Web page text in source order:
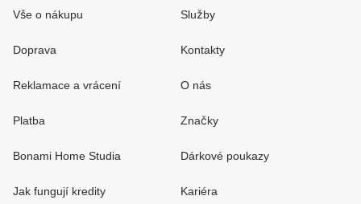
Vše o nákupu
Doprava
Reklamace a vrácení
Platba
Bonami Home Studia
Jak fungují kredity
Služby
Kontakty
O nás
Značky
Dárkové poukazy
Kariéra